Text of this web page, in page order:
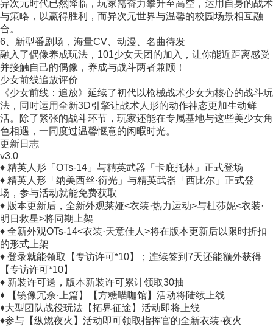
异次元时代已然降临，玩家需奋力攀升至高空，运用自身的战术
与策略，以赢得胜利，而异次元世界与温馨的校园场景相互融
合。
6、新型番剧场，海量CV、动漫、名曲待发
融入了偶像养成玩法，101少女天团的加入，让你能近距离感受
并接触自己的偶像，养成与战斗两者兼顾！
少女前线追放评价
《少女前线：追放》延续了初代以枪械战术少女为核心的战斗玩
法，同时运用全新3D引擎让战术人形的动作神态更加生动鲜
活。除了紧张的战斗环节，玩家还能在专属基地与这些美少女角
色相遇，一同度过温馨惬意的闲暇时光。
更新日志
v3.0
♦ 精英人形「OTs-14」与精英武器「卡庇托林」正式登场
♦ 精英人形「纳美西丝·衍光」与精英武器「西比尔」正式登
场，参与活动就能免费获取
♦ 版本更新后，全新外观莱娅<衣装·热力运动>与杜莎妮<衣装·
明日救星>将同期上架
♦ 全新外观OTs-14<衣装·天意佳人>将在版本更新后以限时折扣
的形式上架
♦ 登录就能领取【专访许可*10】；连续签到7天还能额外获得
【专访许可*10】
♦ 新装许可送，版本新装许可累计领取30抽
♦ 【镜像冗余·上篇】【方糖喵咖馆】活动将陆续上线
♦大型团队战役玩法【拓界征途】活动即将上线
♦参与【纵燃夜火】活动即可领取指挥官的全新衣装·夜火